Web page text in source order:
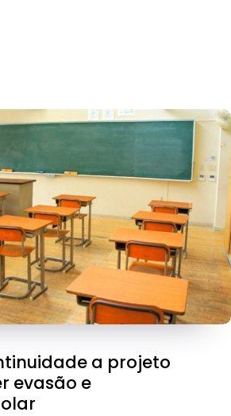
a projeto
evasão e